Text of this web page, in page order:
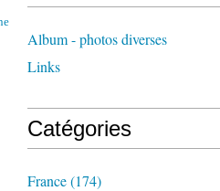
Album - photos diverses
Links
Catégories
France(174)